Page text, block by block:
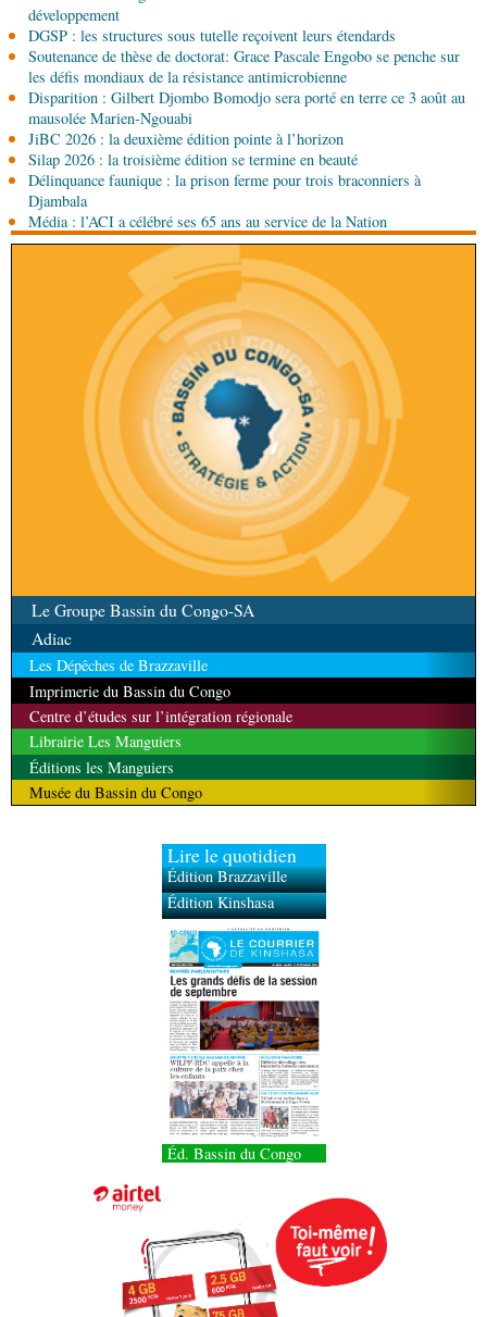
06-08-2026 15:00
ÉconomieDeuxième édition de la Gfac : le défi
d’offrir à la nation des produits alimentaires de
qualité
06-08-2026 15:00
SociétéProjet PSIPJ : des formateurs en
apprentissage
Art-Culture-Média9e Grande rentrée littéraire de
Kinshasa : le Congo à l'honneur
développement
DGSP : les structures sous tutelle reçoivent leurs étendards
Soutenance de thèse de doctorat: Grace Pascale Engobo se penche sur
les défis mondiaux de la résistance antimicrobienne
Disparition : Gilbert Djombo Bomodjo sera porté en terre ce 3 août au
mausolée Marien-Ngouabi
JiBC 2026 : la deuxième édition pointe à l’horizon
Silap 2026 : la troisième édition se termine en beauté
Délinquance faunique : la prison ferme pour trois braconniers à
Djambala
Média : l’ACI a célébré ses 65 ans au service de la Nation
Le Groupe Bassin du Congo-SA
Adiac
Les Dépêches de Brazzaville
Imprimerie du Bassin du Congo
Centre d’études sur l’intégration régionale
Librairie Les Manguiers
Éditions les Manguiers
Musée du Bassin du Congo
Lire le quotidien
Édition Brazzaville
Édition Kinshasa
Éd. Bassin du Congo